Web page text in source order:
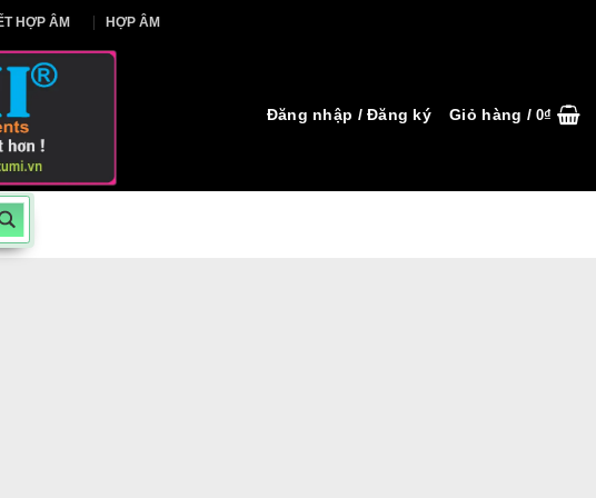
VIẾT HỢP ÂM
Đăng nhập / Đăng ký